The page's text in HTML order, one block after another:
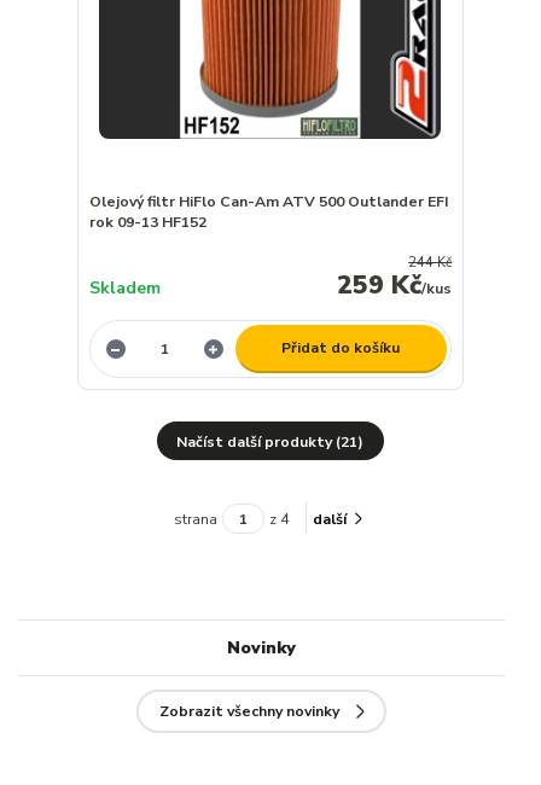
Olejový filtr HiFlo Can-Am ATV 500 Outlander EFI
rok 09-13 HF152
244 Kč
259 Kč/kus
Skladem
Přidat do košíku
Načíst další produkty (21)
strana z 4 další
Novinky
Zobrazit všechny novinky